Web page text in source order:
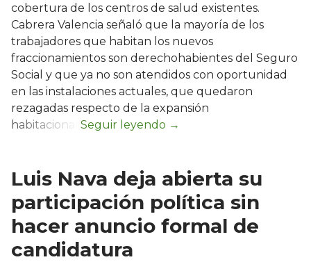
cobertura de los centros de salud existentes.
Cabrera Valencia señaló que la mayoría de los
trabajadores que habitan los nuevos
fraccionamientos son derechohabientes del Seguro
Social y que ya no son atendidos con oportunidad
en las instalaciones actuales, que quedaron
rezagadas respecto de la expansión
habitacional.
Luis Nava deja abierta su
participación política sin
hacer anuncio formal de
candidatura